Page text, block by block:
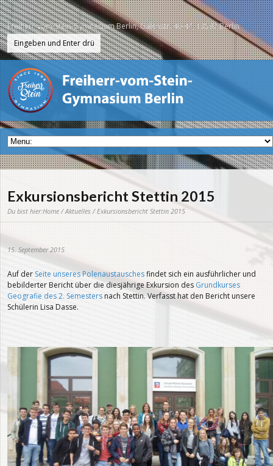
Freiherr-vom-Stein-Gymnasium Berlin, Galenstr. 40-44, 13597 Berlin
Exkursionsbericht Stettin 2015
Du bist hier:Home/Aktuelles/ Exkursionsbericht Stettin 2015
15. September 2015
Auf derSeite unseres Polenaustauschesfindet sich ein ausführlicher und
bebilderter Bericht über die diesjährige Exkursion desGrundkurses
Geografie des 2. Semestersnach Stettin. Verfasst hat den Bericht unsere
Schülerin Lisa Dasse.